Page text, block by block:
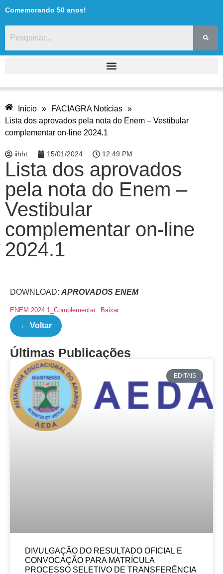
Comemorando 50 anos!
Início » FACIAGRA Notícias »
Lista dos aprovados pela nota do Enem – Vestibular
complementar on-line 2024.1
iihht 15/01/2024 12:49 PM
Lista dos aprovados
pela nota do Enem –
Vestibular
complementar on-line
2024.1
DOWNLOAD: APROVADOS ENEM
ENEM 2024.1_Complementar Baixar
← Voltar
Últimas Publicações
EDITAIS
DIVULGAÇÃO DO RESULTADO OFICIAL E
CONVOCAÇÃO PARA MATRÍCULA
PROCESSO SELETIVO DE TRANSFERÊNCIA